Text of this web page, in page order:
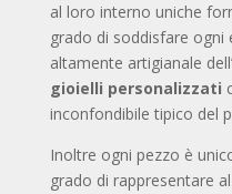
al loro interno uniche
grado di soddisfare ogni
altamente artigianale
gioielli personalizzati
inconfondibile tipico del
Inoltre ogni pezzo è
grado di rappresentare